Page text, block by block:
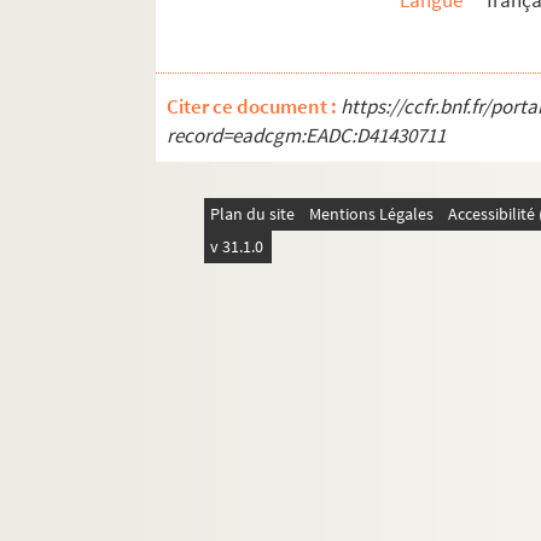
15-CA-52. Jacques Guignard,
15-CA-53. Julien Cain, administrateur
15-CA-54. Abbé Victor Saxer
15-CA-56. Flavigny
15-CA-57. André Frette, auteur de la
Citer ce document : https://ccfr.bnf.fr/
record=eadcgm:EADC:D41430711
Plan du site Mentions Légales
v 31.1.0